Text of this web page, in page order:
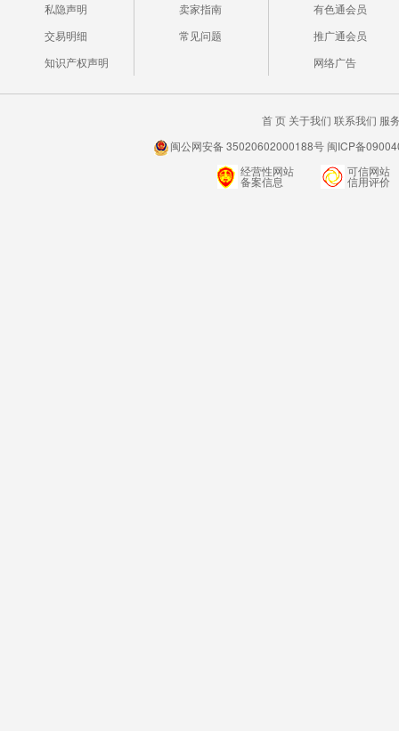
私隐声明
交易明细
知识产权声明
卖家指南
常见问题
有色通会员
推广通会员
网络广告
首 页 关于我们 联系我们 服
闽公网安备 35020602000188号 闽ICP备
经营性网站
备案信息
可信网站
信用评价